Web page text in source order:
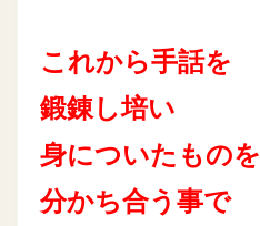
これから手話を
鍛錬し培い
身についたものを
分かち合う事で